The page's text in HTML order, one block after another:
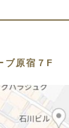
ブ原宿７F